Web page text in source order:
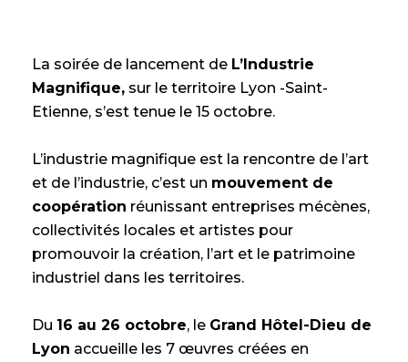
La soirée de lancement de L’Industrie
Magnifique, sur le territoire Lyon -Saint-
Etienne, s’est tenue le 15 octobre.
L’industrie magnifique est la rencontre de l’art
et de l’industrie, c’est un mouvement de
coopération réunissant entreprises mécènes,
collectivités locales et artistes pour
promouvoir la création, l’art et le patrimoine
industriel dans les territoires.
Du 16 au 26 octobre, le Grand Hôtel-Dieu de
Lyon accueille les 7 œuvres créées en